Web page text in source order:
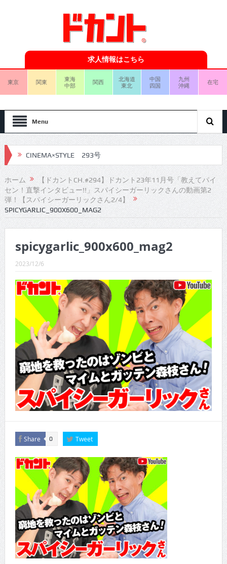
求人情報はこちら
東京 関東
東海
中部
関西
北海道
東北
中国
四国
九州
沖縄
在宅
Menu
CINEMA×STYLE 293号
CINEMA×STYLE 292号
CINEMA×STYLE 291号
CINEMA×STYLE 290号
CINEMA×STYLE 288号
CINEMA×STYLE 286号
CINEMA×STYLE 285号
CINEMA×STYLE 294号
ホーム
【ドカントCH.#294】ドカント23年11月号「教えてパイ
セン！直撃インタビュー!!」スパイシーガーリックさんの動画第2
弾！【スパイシーガーリックさん2/4】
SPICYGARLIC_900X600_MAG2
spicygarlic_900x600_mag2
2023/12/6
Share 0 Tweet